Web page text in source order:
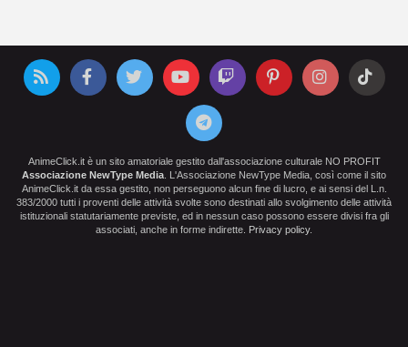
AnimeClick.it è un sito amatoriale gestito dall'associazione culturale NO PROFIT
Associazione NewType Media . L'Associazione NewType Media, così come il sito
AnimeClick.it da essa gestito, non perseguono alcun fine di lucro, e ai sensi del L.n.
383/2000 tutti i proventi delle attività svolte sono destinati allo svolgimento delle attività
istituzionali statutariamente previste, ed in nessun caso possono essere divisi fra gli
associati, anche in forme indirette. Privacy policy.